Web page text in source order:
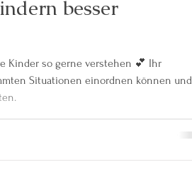
besser
Kinder so gerne verstehen 💕 Ihr
Situationen einordnen können und